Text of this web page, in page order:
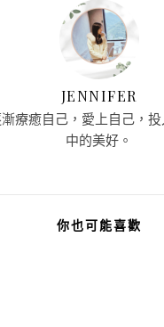
JENNIFER
療癒自己，愛上自己，
中的美好。
你也可能喜歡